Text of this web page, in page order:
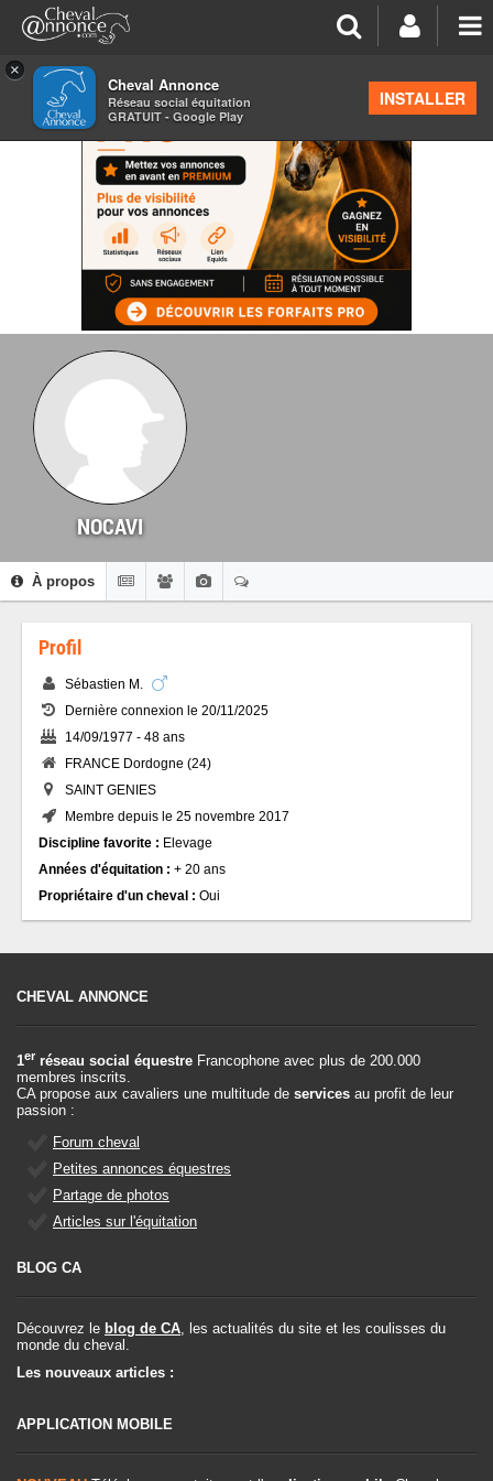
×
Cheval Annonce
Réseau social équitation
GRATUIT - Google Play
INSTALLER
NOCAVI
À propos
Profil
Sébastien M.
Dernière connexion le 20/11/2025
14/09/1977 - 48 ans
FRANCE Dordogne (24)
SAINT GENIES
Membre depuis le 25 novembre 2017
Discipline favorite : Elevage
Années d'équitation : + 20 ans
Propriétaire d'un cheval : Oui
CHEVAL ANNONCE
1er réseau social équestre Francophone avec plus de 200.000
membres inscrits.
CA propose aux cavaliers une multitude de services au profit de leur
passion :
Forum cheval
Petites annonces équestres
Partage de photos
Articles sur l'équitation
BLOG CA
Découvrez le blog de CA, les actualités du site et les coulisses du
monde du cheval.
Les nouveaux articles :
APPLICATION MOBILE